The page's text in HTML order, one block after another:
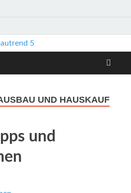
Hausbau
Trends
Hausbau, Modernisierung,
Energietechnik, Haustechnik
UND HAUSKAUF
und